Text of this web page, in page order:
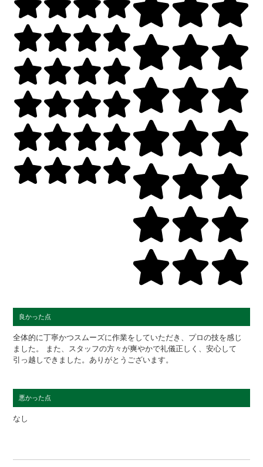
良かった点
全体的に丁寧かつスムーズに作業をしていただき、プロの技を感じ
ました。 また、スタッフの方々が爽やかで礼儀正しく、安心して
引っ越しできました。ありがとうございます。
悪かった点
なし